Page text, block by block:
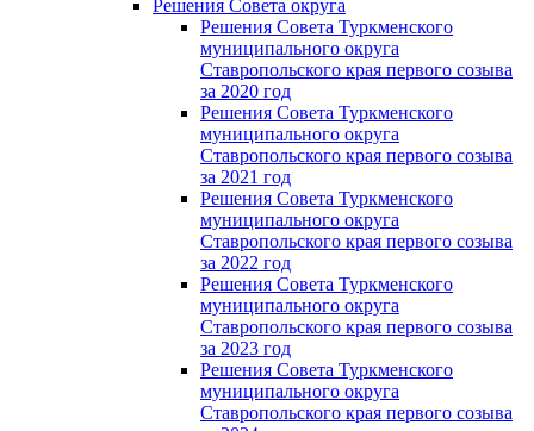
Решения Совета округа
Решения Совета Туркменского
муниципального округа
Ставропольского края первого созыва
за 2020 год
Решения Совета Туркменского
муниципального округа
Ставропольского края первого созыва
за 2021 год
Решения Совета Туркменского
муниципального округа
Ставропольского края первого созыва
за 2022 год
Решения Совета Туркменского
муниципального округа
Ставропольского края первого созыва
за 2023 год
Решения Совета Туркменского
муниципального округа
Ставропольского края первого созыва